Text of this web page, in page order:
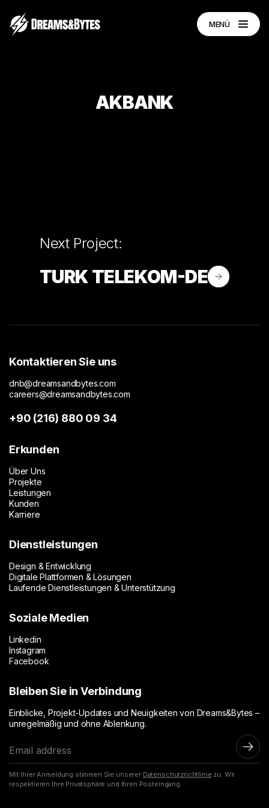
MENÜ
AKBANK
Next Project:
TURK TELEKOM-DE
Kontaktieren Sie uns
dnb@dreamsandbytes.com
careers@dreamsandbytes.com
+90 (216) 880 09 34
Erkunden
Über Uns
Projekte
Leistungen
Kunden
Karriere
Dienstleistungen
Design & Entwicklung
Digitale Plattformen & Lösungen
Laufende Dienstleistungen & Unterstützung
Soziale Medien
Linkedin
Instagram
Facebook
Bleiben Sie in Verbindung
Einblicke, Projekt-Updates und Neuigkeiten von Dreams&Bytes –
unregelmäßig und ohne Ablenkung.
E
-
M
a
Mit Ihrer Anmeldung stimmen Sie unserer Datenschutzrichtlinie zu. Wir
respektieren Ihre Privatsphäre und Ihren Posteingang.